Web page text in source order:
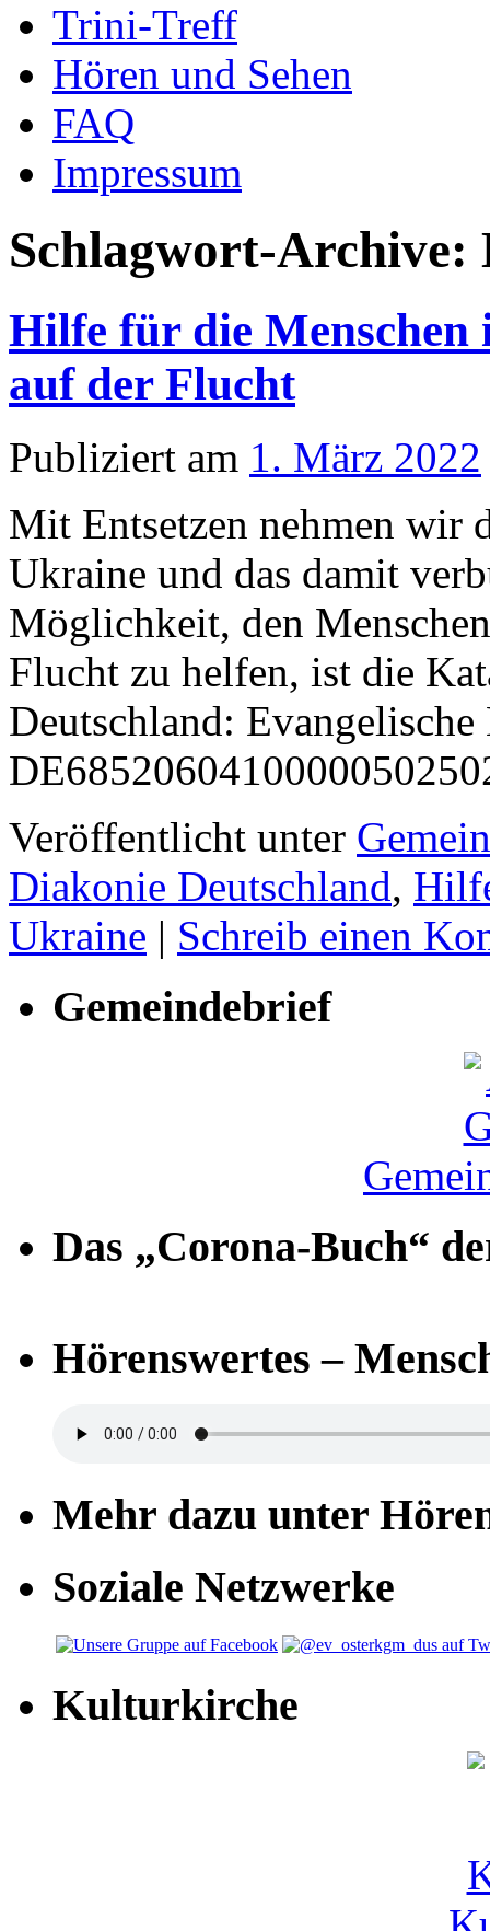
Trini-Treff
Hören und Sehen
FAQ
Impressum
Schlagwort-Archive:
Hilfe für die Menschen
auf der Flucht
Publiziert am 1. März 2022
Mit Entsetzen nehmen wir
Ukraine und das damit
Möglichkeit, den
Flucht zu helfen, ist die
Deutschland:
Veröffentlicht unter
Diakonie Deutschland,
Ukraine | Schreib einen
Gemeindebrief
Das „Corona-Buch“
Hörenswertes –
Mehr dazu unter
Soziale Netzwerke
Kulturkirche